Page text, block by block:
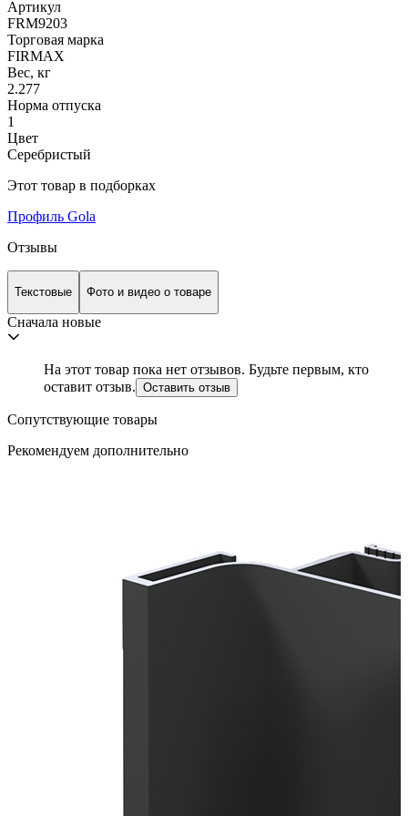
Артикул
FRM9203
Торговая марка
FIRMAX
Вес, кг
2.277
Норма отпуска
1
Цвет
Серебристый
Этот товар в подборках
Профиль Gola
Отзывы
Текстовые Фото и видео о товаре
Сначала новые
На этот товар пока нет отзывов. Будьте первым, кто
оставит отзыв. Оставить отзыв
Сопутствующие товары
Рекомендуем дополнительно